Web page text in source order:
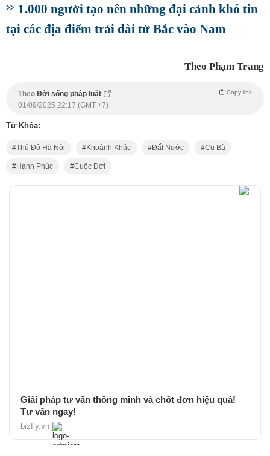
1.000 người tạo nên những đại cảnh khó tin
tại các địa điểm trải dài từ Bắc vào Nam
Theo Phạm Trang
Theo Đời sống pháp luật Copy link
01/09/2025 22:17 (GMT +7)
Từ Khóa:
Thủ Đô Hà Nội Khoảnh Khắc Đất Nước Cụ Bà
Hạnh Phúc Cuộc Đời
Giải pháp tư vấn thông minh và chốt đơn hiệu quả!
Tư vấn ngay!
bizfly.vn